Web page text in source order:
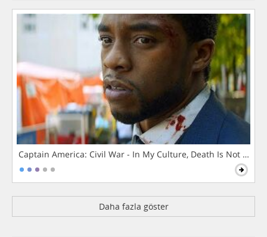
Captain America: Civil War - In My Culture, Death Is Not The
Daha fazla göster